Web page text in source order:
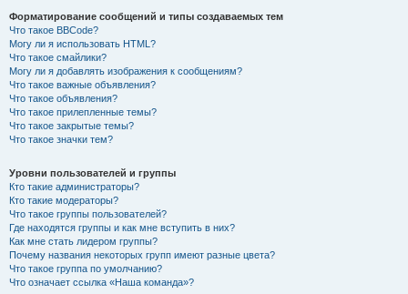
Форматирование сообщений и типы создаваемых тем
Что такое BBCode?
Могу ли я использовать HTML?
Что такое смайлики?
Могу ли я добавлять изображения к сообщениям?
Что такое важные объявления?
Что такое объявления?
Что такое прилепленные темы?
Что такое закрытые темы?
Что такое значки тем?
Уровни пользователей и группы
Кто такие администраторы?
Кто такие модераторы?
Что такое группы пользователей?
Где находятся группы и как мне вступить в них?
Как мне стать лидером группы?
Почему названия некоторых групп имеют разные цвета?
Что такое группа по умолчанию?
Что означает ссылка «Наша команда»?